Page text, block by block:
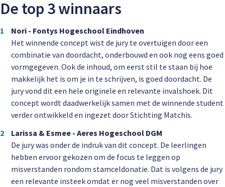
De top 3 winnaars
Nori - Fontys Hogeschool Eindhoven
Het winnende concept wist de jury te overtuigen door een
combinatie van doordacht, onderbouwd en ook nog eens goed
vormgegeven. Ook de inhoud, om eerst stil te staan bij hoe
makkelijk het is om je in te schrijven, is goed doordacht. De
jury vond dit een hele originele en relevante invalshoek. Dit
concept wordt daadwerkelijk samen met de winnende student
verder ontwikkeld en ingezet door Stichting Matchis.
Larissa & Esmee - Aeres Hogeschool DGM
De jury was onder de indruk van dit concept. De leerlingen
hebben ervoor gekozen om de focus te leggen op
misverstanden rondom stamceldonatie. Dat is volgens de jury
een relevante insteek omdat er nog veel misverstanden over